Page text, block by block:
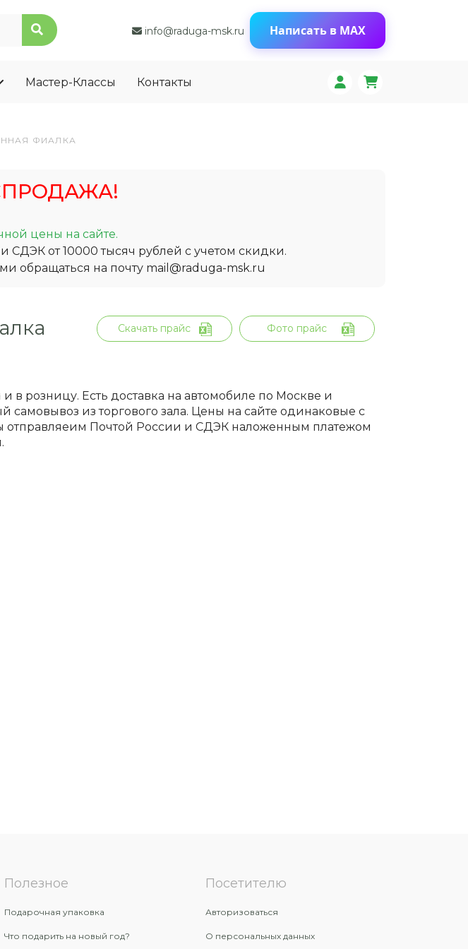
info@raduga-msk.ru Написать в MAX
Мастер-Классы Контакты
ФИАЛКА
цены на сайте.
от 10000 тысяч рублей с учетом скидки.
обращаться на почту mail@raduga-msk.ru
Скачать прайс Фото прайс
в розницу. Есть доставка на автомобиле по Москве и
самовывоз из торгового зала. Цены на сайте одинаковые с
отправляеим Почтой России и СДЭК наложенным платежом
Полезное
Подарочная упаковка
Что подарить на новый год?
Посетителю
Авторизоваться
О персональных данных